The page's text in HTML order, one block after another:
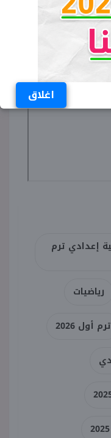
اغلاق
إعدادي ترم
رياضيات
ترم أول 2026